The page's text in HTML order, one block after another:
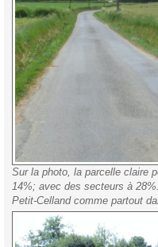
Sur la photo, la parcelle claire
14%; avec des secteurs à
Petit-Celland comme partout